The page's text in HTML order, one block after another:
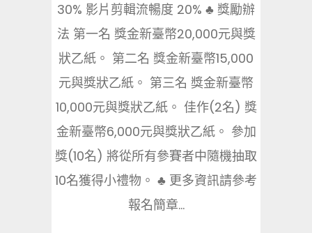
30% 影片剪輯流暢度 20% ♣ 獎勵辦
法 第一名 獎金新臺幣20,000元與獎
狀乙紙。 第二名 獎金新臺幣15,000
元與獎狀乙紙。 第三名 獎金新臺幣
10,000元與獎狀乙紙。 佳作(2名) 獎
金新臺幣6,000元與獎狀乙紙。 參加
獎(10名) 將從所有參賽者中隨機抽取
10名獲得小禮物。 ♣ 更多資訊請參考
報名簡章...